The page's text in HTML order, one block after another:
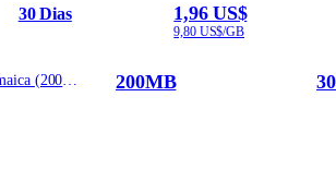
30 Dias 1,96 US$
9,80 US$/GB
200MB